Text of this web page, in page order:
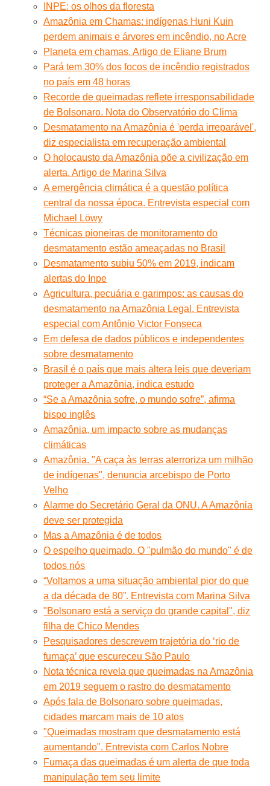
INPE: os olhos da floresta
Amazônia em Chamas: indígenas Huni Kuin
perdem animais e árvores em incêndio, no Acre
Planeta em chamas. Artigo de Eliane Brum
Pará tem 30% dos focos de incêndio registrados
no país em 48 horas
Recorde de queimadas reflete irresponsabilidade
de Bolsonaro. Nota do Observatório do Clima
Desmatamento na Amazônia é 'perda irreparável',
diz especialista em recuperação ambiental
O holocausto da Amazônia põe a civilização em
alerta. Artigo de Marina Silva
A emergência climática é a questão política
central da nossa época. Entrevista especial com
Michael Löwy
Técnicas pioneiras de monitoramento do
desmatamento estão ameaçadas no Brasil
Desmatamento subiu 50% em 2019, indicam
alertas do Inpe
Agricultura, pecuária e garimpos: as causas do
desmatamento na Amazônia Legal. Entrevista
especial com Antônio Victor Fonseca
Em defesa de dados públicos e independentes
sobre desmatamento
Brasil é o país que mais altera leis que deveriam
proteger a Amazônia, indica estudo
“Se a Amazônia sofre, o mundo sofre”, afirma
bispo inglês
Amazônia, um impacto sobre as mudanças
climáticas
Amazônia. "A caça às terras aterroriza um milhão
de indígenas", denuncia arcebispo de Porto
Velho
Alarme do Secretário Geral da ONU. A Amazônia
deve ser protegida
Mas a Amazônia é de todos
O espelho queimado. O "pulmão do mundo" é de
todos nós
“Voltamos a uma situação ambiental pior do que
a da década de 80”. Entrevista com Marina Silva
"Bolsonaro está a serviço do grande capital", diz
filha de Chico Mendes
Pesquisadores descrevem trajetória do ‘rio de
fumaça’ que escureceu São Paulo
Nota técnica revela que queimadas na Amazônia
em 2019 seguem o rastro do desmatamento
Após fala de Bolsonaro sobre queimadas,
cidades marcam mais de 10 atos
"Queimadas mostram que desmatamento está
aumentando". Entrevista com Carlos Nobre
Fumaça das queimadas é um alerta de que toda
manipulação tem seu limite